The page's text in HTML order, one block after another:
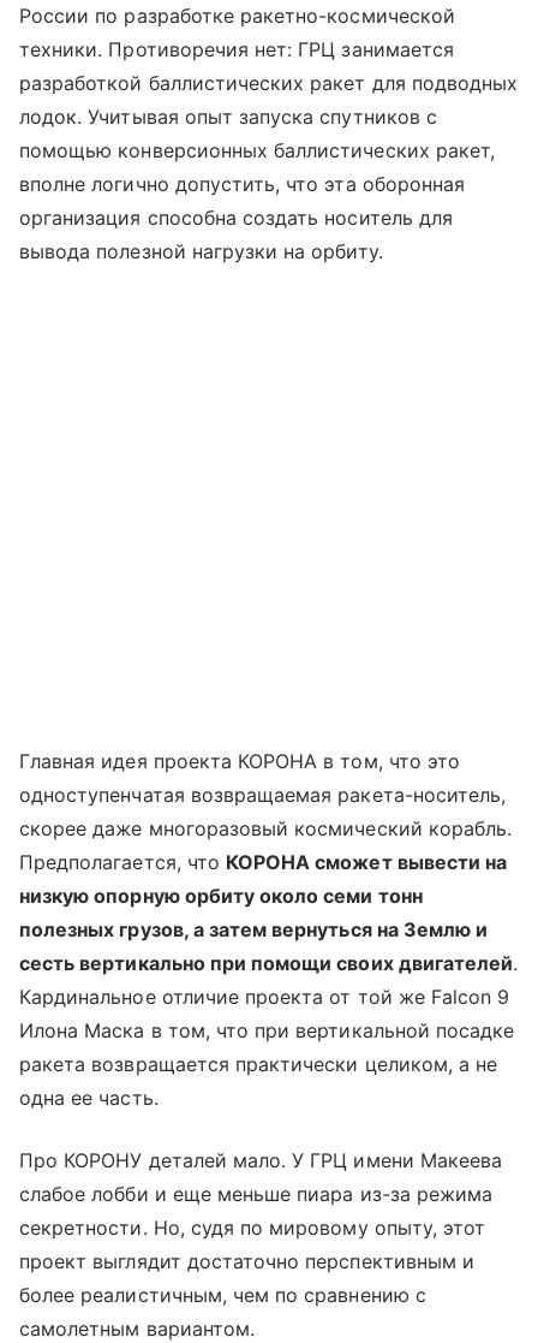
России по разработке ракетно-космической
техники. Противоречия нет: ГРЦ занимается
разработкой баллистических ракет для подводных
лодок. Учитывая опыт запуска спутников с
помощью конверсионных баллистических ракет,
вполне логично допустить, что эта оборонная
организация способна создать носитель для
вывода полезной нагрузки на орбиту.
Главная идея проекта КОРОНА в том, что это
одноступенчатая возвращаемая ракета-носитель,
скорее даже многоразовый космический корабль.
Предполагается, что КОРОНА сможет вывести на
низкую опорную орбиту около семи тонн
полезных грузов, а затем вернуться на Землю и
сесть вертикально при помощи своих двигателей.
Кардинальное отличие проекта от той же Falcon 9
Илона Маска в том, что при вертикальной посадке
ракета возвращается практически целиком, а не
одна ее часть.
Про КОРОНУ деталей мало. У ГРЦ имени Макеева
слабое лобби и еще меньше пиара из-за режима
секретности. Но, судя по мировому опыту, этот
проект выглядит достаточно перспективным и
более реалистичным, чем по сравнению с
самолетным вариантом.